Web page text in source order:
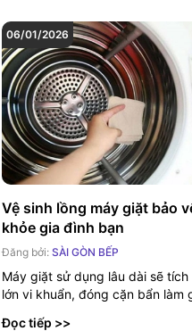
06/01/2026
Vệ sinh lồng máy giặt bảo
khỏe gia đình bạn
Đăng bởi: SÀI GÒN BẾP
Máy giặt sử dụng lâu dài sẽ
lớn vi khuẩn, đóng cặn bẩn làm
Đọc tiếp >>